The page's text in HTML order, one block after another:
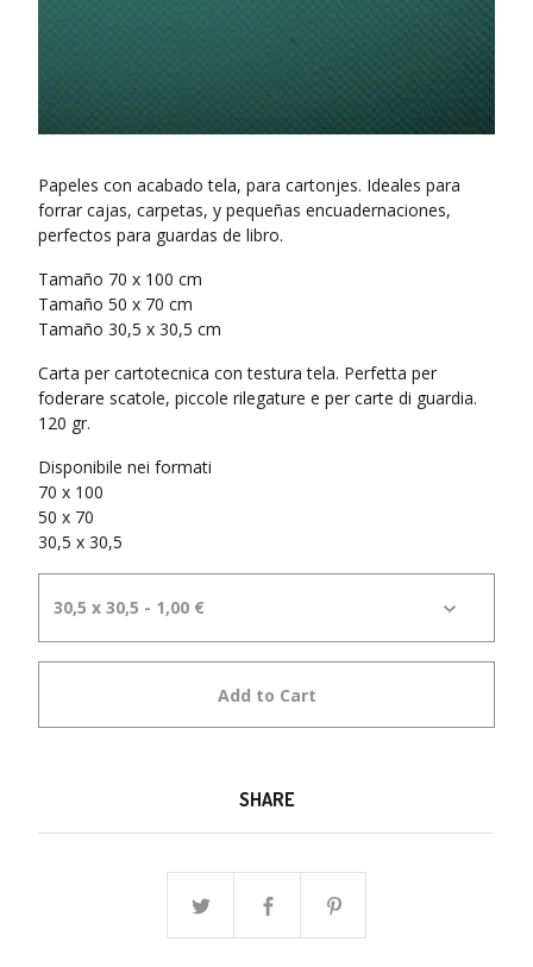
Papeles con acabado tela, para cartonjes. Ideales para
forrar cajas, carpetas, y pequeñas encuadernaciones,
perfectos para guardas de libro.
Tamaño 70 x 100 cm
Tamaño 50 x 70 cm
Tamaño 30,5 x 30,5 cm
Carta per cartotecnica con testura tela. Perfetta per
foderare scatole, piccole rilegature e per carte di guardia.
120 gr.
Disponibile nei formati
70 x 100
50 x 70
30,5 x 30,5
Add to Cart
SHARE